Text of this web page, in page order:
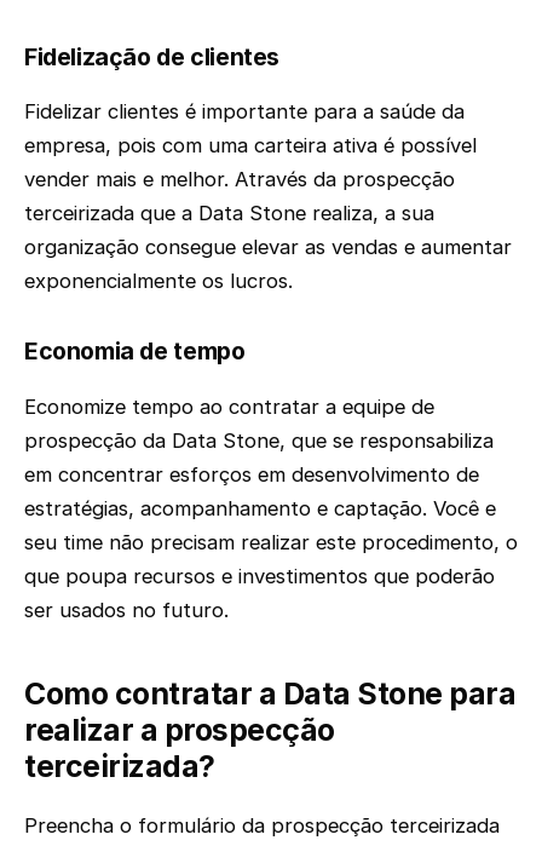
Fidelização de clientes
Fidelizar clientes é importante para a saúde da
empresa, pois com uma carteira ativa é possível
vender mais e melhor. Através da prospecção
terceirizada que a Data Stone realiza, a sua
organização consegue elevar as vendas e aumentar
exponencialmente os lucros.
Economia de tempo
Economize tempo ao contratar a equipe de
prospecção da Data Stone, que se responsabiliza
em concentrar esforços em desenvolvimento de
estratégias, acompanhamento e captação. Você e
seu time não precisam realizar este procedimento, o
que poupa recursos e investimentos que poderão
ser usados no futuro.
Como contratar a Data Stone para
realizar a prospecção
terceirizada?
Preencha o formulário da prospecção terceirizada